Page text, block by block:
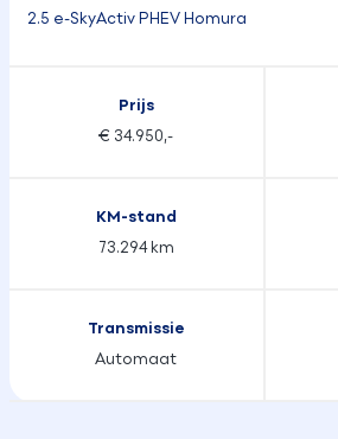
2.5 e-SkyActiv PHEV Homura
Prijs
€ 34.950,-
KM-stand
73.294 km
Transmissie
Automaat